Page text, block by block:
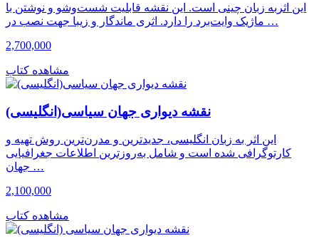
این اثربه زبان چینی است. این نقشه قابلیت شست‌وشو و نوشتن با
ماژیک وایت‌برد را دارد. اثری ماندگار و زیبا جهت نصب در …
2,700,000
مشاهده کتاب
نقشه دیواری جهان سیاسی(انگلیسی)
این اثر به زبان انگلیسی، جدیدترین و مدرن‌ترین روش تهیه و
کارتوگرافی شده است و شامل به‌روزترین اطلاعات جغرافیایی
جهان …
2,100,000
مشاهده کتاب